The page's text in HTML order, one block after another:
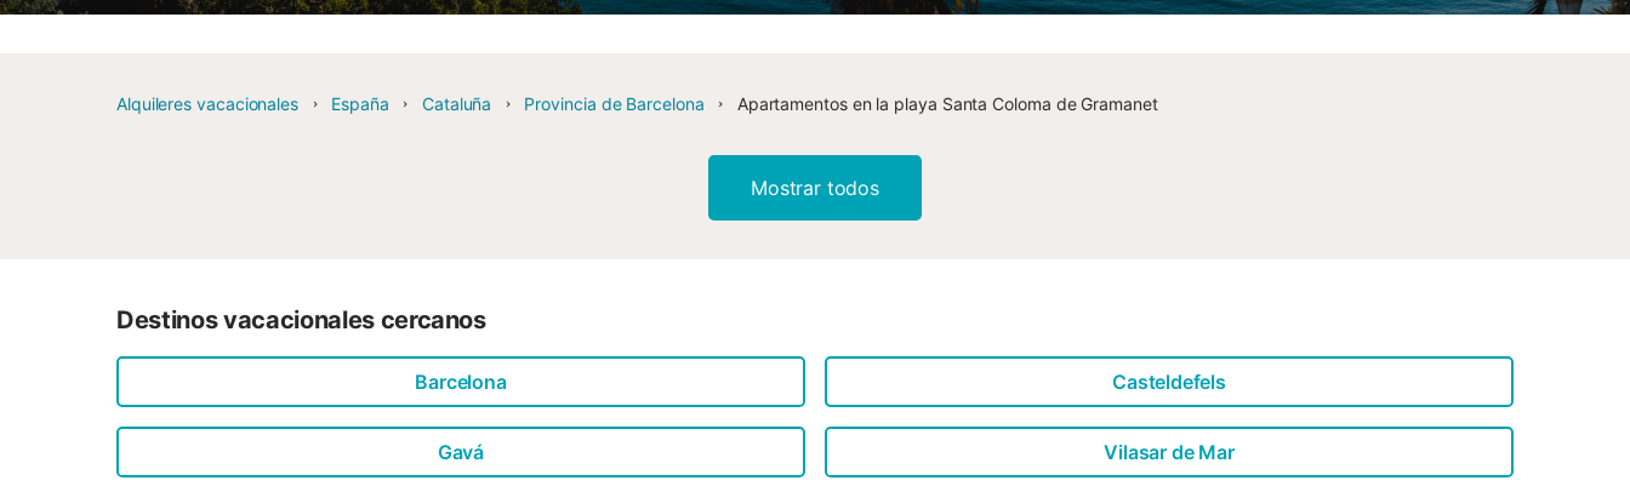
Alquileres vacacionales España Cataluña Provincia de Barcelona Apartamentos en la playa Santa Coloma de Gramanet
Mostrar todos
Destinos vacacionales cercanos
Barcelona Casteldefels
Gavá Vilasar de Mar